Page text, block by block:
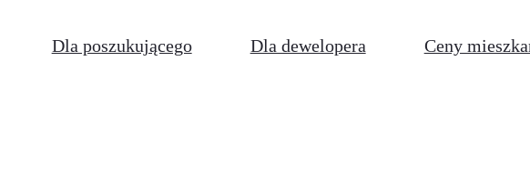
Dla poszukującego Dla dewelopera Ceny